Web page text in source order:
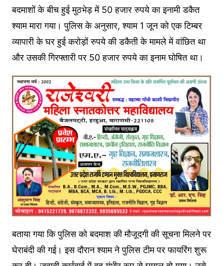
बदमाशों के बीच हुई मुठभेड़ में 50 हजार रुपये का इनामी डकैत
श्याम मारा गया। पुलिस के अनुसार, श्याम 1 जून को एक टिम्बर
व्यापारी के घर हुई करोड़ों रुपये की डकैती के मामले में वांछित था
और उसकी गिरफ्तारी पर 50 हजार रुपये का इनाम घोषित था।
बताया गया कि पुलिस को बदमाश की मौजूदगी की सूचना मिलने पर
घेराबंदी की गई। इस दौरान श्याम ने पुलिस टीम पर फायरिंग शुरू